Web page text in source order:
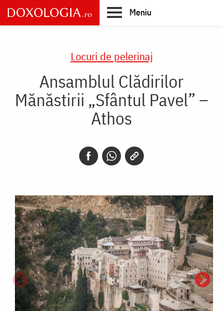
Skip
to
main
Meniu
Locuri de pelerinaj
Ansamblul Clădirilor
Mănăstirii „Sfântul Pavel” –
Athos